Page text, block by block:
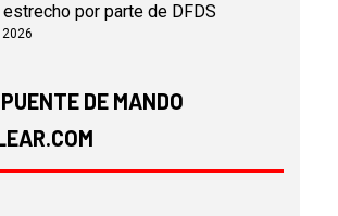
por parte de DFDS
DE MANDO